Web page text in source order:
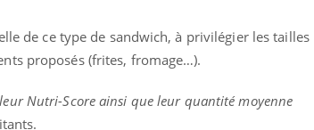
de ce type de sandwich, à privilégier les tailles
proposés (frites, fromage…).
Nutri-Score ainsi que leur quantité moyenne